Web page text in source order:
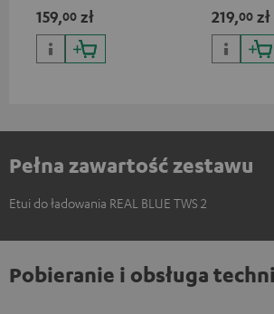
ładowarka o mocy ładowania
do 10 watów
159,00 zł
słuchawek
lub
audio oraz
219,00 zł
Pełna zawartość zestawu
Etui do ładowania REAL BLUE TWS 2
Pobieranie i obsługa